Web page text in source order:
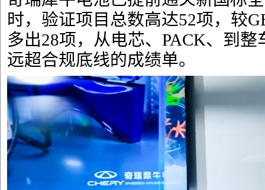
时，验证项目总数高达52项，较
多出28项，从电芯、PACK、到
远超合规底线的成绩单。